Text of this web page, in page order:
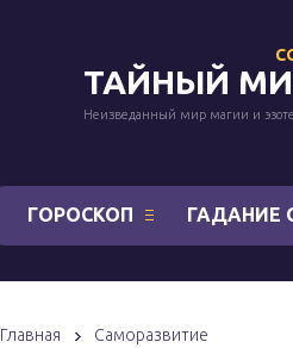
ТАЙНЫЙ
Неизведанный мир магии и
ГОРОСКОП ГАДАНИЕ
Главная Саморазвитие